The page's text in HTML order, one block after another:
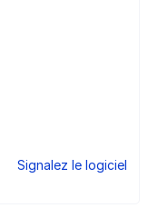
Signalez le logiciel